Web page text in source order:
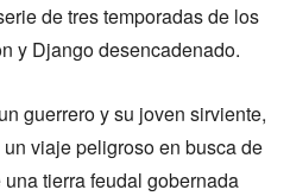
de tres temporadas de los
y Django desencadenado.
guerrero y su joven sirviente,
viaje peligroso en busca de
tierra feudal gobernada